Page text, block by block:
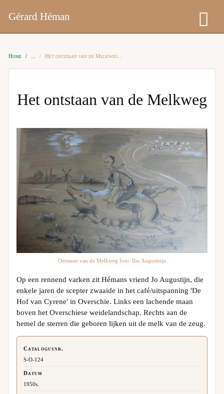
Gérard Héman
Home Het ontstaan van de Melkweg
Het ontstaan van de Melkweg
Ontstaan van de Melkweg foto: Ilse Augusteijn
Op een rennend varken zit Hémans vriend Jo Augustijn, die
enkele jaren de scepter zwaaide in het café/uitspanning 'De
Hof van Cyrene' in Overschie. Links een lachende maan
boven het Overschiese weidelandschap. Rechts aan de
hemel de sterren die geboren lijken uit de melk van de zeug.
Catalogusnr.
S-O-124
Datum
1950s.